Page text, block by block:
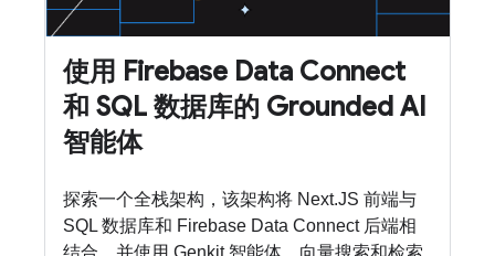
使用 Firebase Data Connect
和 SQL 数据库的 Grounded AI
智能体
探索一个全栈架构，该架构将 Next.JS 前端与
SQL 数据库和 Firebase Data Connect 后端相
结合，并使用 Genkit 智能体、向量搜索和检索